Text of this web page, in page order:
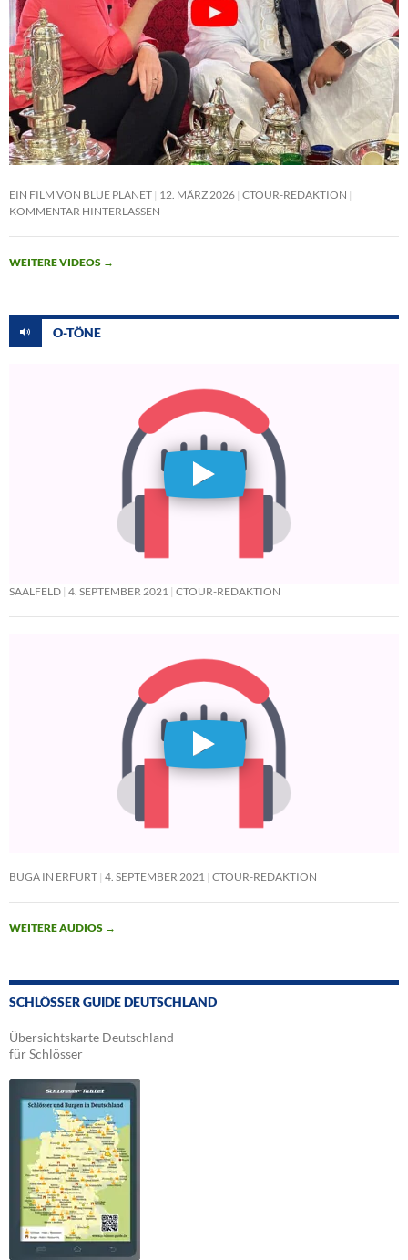
EIN FILM VON BLUE PLANET 12. MÄRZ 2026 CTOUR-REDAKTION
KOMMENTAR HINTERLASSEN
WEITERE VIDEOS →
O-TÖNE
SAALFELD 4. SEPTEMBER 2021 CTOUR-REDAKTION
BUGA IN ERFURT 4. SEPTEMBER 2021 CTOUR-REDAKTION
WEITERE AUDIOS →
SCHLÖSSER GUIDE DEUTSCHLAND
Übersichtskarte Deutschland
für Schlösser